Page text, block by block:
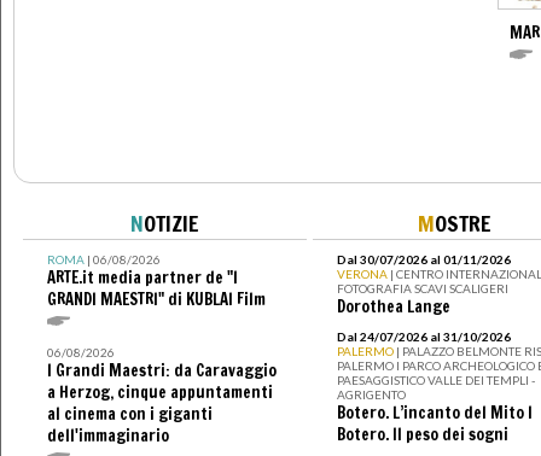
NOTIZIE
ROMA| 06/08/2026
ARTE.it media partner de "I
GRANDI MAESTRI" di KUBLAI Film
06/08/2026
I Grandi Maestri: da Caravaggio
a Herzog, cinque appuntamenti
al cinema con i giganti
dell'immaginario
MOSTRE
Dal 30/07/2026 al 01/11/2026
VERONA | CENTRO
FOTOGRAFIA SCAVI SCALIGERI
Dorothea Lange
Dal 24/07/2026 al 31/10/2026
PALERMO | PALAZZO BELMONTE
PALERMO I PARCO ARCHEOLOGICO
PAESAGGISTICO VALLE DEI TEMPLI -
AGRIGENTO
Botero. L’incanto del Mito I
Botero. Il peso dei sogni